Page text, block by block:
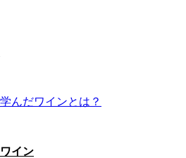
んだワインとは？
イン